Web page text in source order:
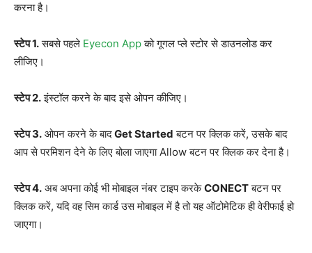
करना है।
स्टेप 1.सबसे पहले Eyecon Appको गूगल प्ले स्टोर से डाउनलोड कर
लीजिए।
स्टेप 2.इंस्टॉल करने के बाद इसे ओपन कीजिए।
स्टेप 3. ओपन करने के बादGet Started बटन पर क्लिक करें, उसके बाद
आप से परमिशन देने के लिए बोला जाएगा Allow बटन पर क्लिक कर देना है।
स्टेप 4. अब अपना कोई भी मोबाइल नंबर टाइप करकेCONECTबटन पर
क्लिक करें, यदि वह सिम कार्ड उस मोबाइल में है तो यह ऑटोमेटिक ही वेरीफाई हो
जाएगा।